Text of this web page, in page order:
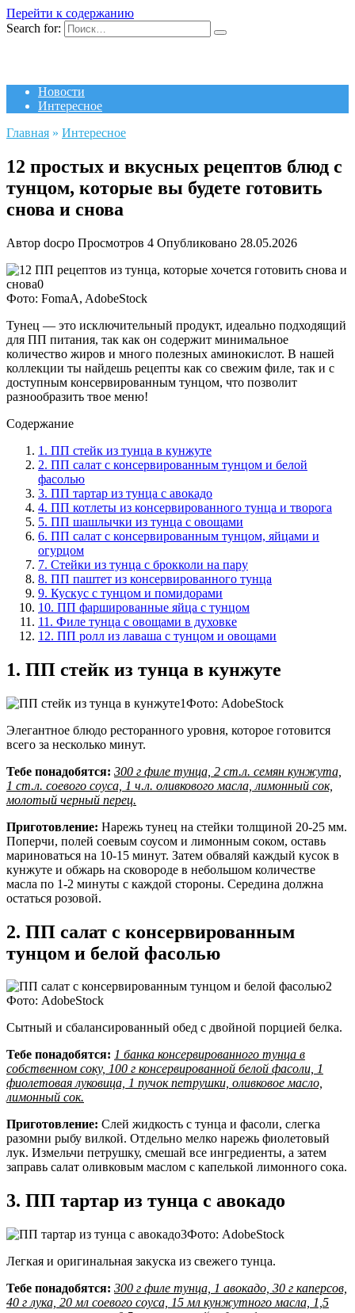
Перейти к содержанию
Search for:
Новости
Интересное
Главная » Интересное
12 простых и вкусных рецептов блюд с
тунцом, которые вы будете готовить
снова и снова
Автор docpo Просмотров 4 Опубликовано 28.05.2026
Фото: FomaA, AdobeStock
Тунец — это исключительный продукт, идеально подходящий
для ПП питания, так как он содержит минимальное
количество жиров и много полезных аминокислот. В нашей
коллекции ты найдешь рецепты как со свежим филе, так и с
доступным консервированным тунцом, что позволит
разнообразить твое меню!
Содержание
1. ПП стейк из тунца в кунжуте
2. ПП салат с консервированным тунцом и белой
фасолью
3. ПП тартар из тунца с авокадо
4. ПП котлеты из консервированного тунца и творога
5. ПП шашлычки из тунца с овощами
6. ПП салат с консервированным тунцом, яйцами и
огурцом
7. Стейки из тунца с брокколи на пару
8. ПП паштет из консервированного тунца
9. Кускус с тунцом и помидорами
10. ПП фаршированные яйца с тунцом
11. Филе тунца с овощами в духовке
12. ПП ролл из лаваша с тунцом и овощами
1. ПП стейк из тунца в кунжуте
Фото: AdobeStock
Элегантное блюдо ресторанного уровня, которое готовится
всего за несколько минут.
Тебе понадобятся: 300 г филе тунца, 2 ст.л. семян кунжута,
1 ст.л. соевого соуса, 1 ч.л. оливкового масла, лимонный сок,
молотый черный перец.
Приготовление: Нарежь тунец на стейки толщиной 20-25 мм.
Поперчи, полей соевым соусом и лимонным соком, оставь
мариноваться на 10-15 минут. Затем обваляй каждый кусок в
кунжуте и обжарь на сковороде в небольшом количестве
масла по 1-2 минуты с каждой стороны. Середина должна
остаться розовой.
2. ПП салат с консервированным
тунцом и белой фасолью
Фото: AdobeStock
Сытный и сбалансированный обед с двойной порцией белка.
Тебе понадобятся: 1 банка консервированного тунца в
собственном соку, 100 г консервированной белой фасоли, 1
фиолетовая луковица, 1 пучок петрушки, оливковое масло,
лимонный сок.
Приготовление: Слей жидкость с тунца и фасоли, слегка
разомни рыбу вилкой. Отдельно мелко нарежь фиолетовый
лук. Измельчи петрушку, смешай все ингредиенты, а затем
заправь салат оливковым маслом с капелькой лимонного сока.
3. ПП тартар из тунца с авокадо
Фото: AdobeStock
Легкая и оригинальная закуска из свежего тунца.
Тебе понадобятся: 300 г филе тунца, 1 авокадо, 30 г каперсов,
40 г лука, 20 мл соевого соуса, 15 мл кунжутного масла, 1,5